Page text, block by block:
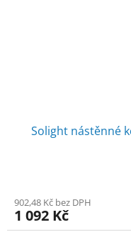
Solight nástěnné
902,48 Kč bez DPH
1 092 Kč